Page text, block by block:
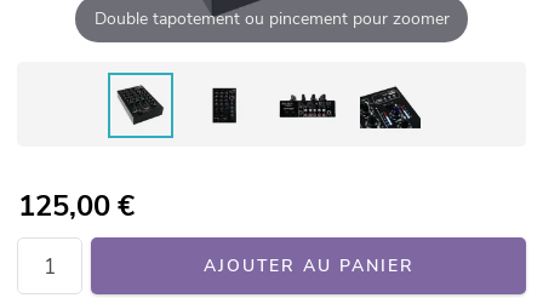
Double tapotement ou pincement pour zoomer
125,00€
AJOUTER AU PANIER